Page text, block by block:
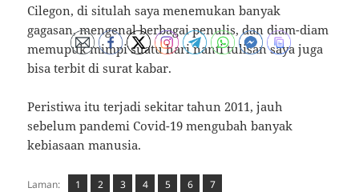
Cilegon, di situlah saya menemukan banyak
gagasan, mengenal berbagai penulis, dan diam-diam
memupuk mimpi suatu hari nanti tulisan saya juga
bisa terbit di surat kabar.
Peristiwa itu terjadi sekitar tahun 2011, jauh
sebelum pandemi Covid-19 mengubah banyak
kebiasaan manusia.
Laman: Laman
1 ,
Laman
2 ,
Laman
3 ,
Laman
4 ,
Laman
5 ,
Laman
6 ,
Laman
7